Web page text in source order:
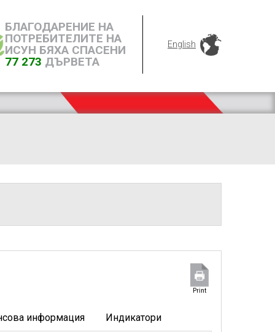
БЛАГОДАРЕНИЕ НА
ПОТРЕБИТЕЛИТЕ НА
ИСУН БЯХА СПАСЕНИ
77 273 ДЪРВЕТА
English
Print
информация Индикатори